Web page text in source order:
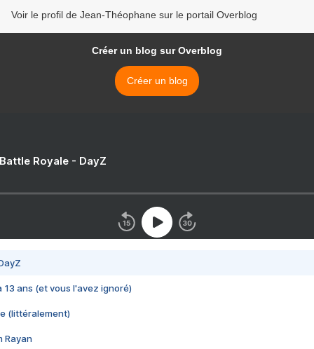
Voir le profil de Jean-Théophane sur le portail Overblog
Créer un blog sur Overblog
Créer un blog
Royale - DayZ
13 ans (et vous l'avez ignoré)
(littéralement)
Rayan